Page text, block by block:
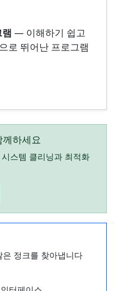
— 이해하기 쉽고
로 뛰어난 프로그램
하세요
스템 클리닝과 최적화
정크를 찾아냅니다